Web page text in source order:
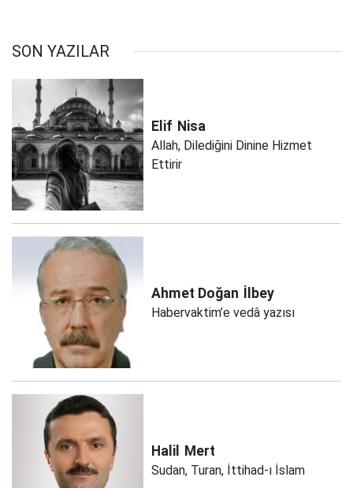
SON YAZILAR
Elif Nisa
Allah, Dilediğini Dinine Hizmet
Ettirir
Ahmet Doğan İlbey
Habervaktim’e vedâ yazısı
Halil Mert
Sudan, Turan, İttihad-ı İslam